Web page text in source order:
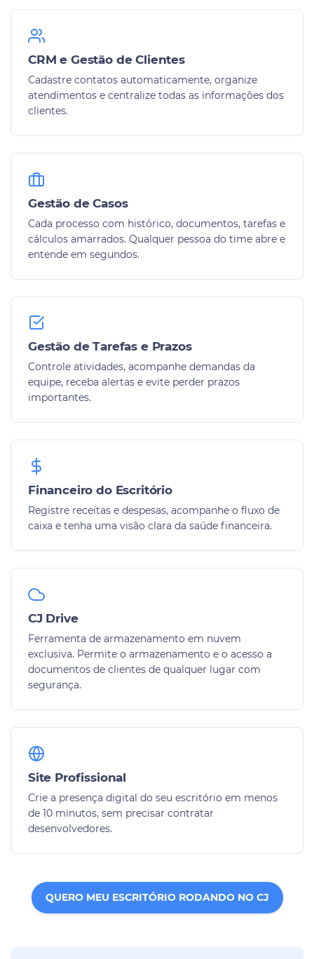
CRM e Gestão de Clientes
Cadastre contatos automaticamente, organize
atendimentos e centralize todas as informações dos
clientes.
Gestão de Casos
Cada processo com histórico, documentos, tarefas e
cálculos amarrados. Qualquer pessoa do time abre e
entende em segundos.
Gestão de Tarefas e Prazos
Controle atividades, acompanhe demandas da
equipe, receba alertas e evite perder prazos
importantes.
Financeiro do Escritório
Registre receitas e despesas, acompanhe o fluxo de
caixa e tenha uma visão clara da saúde financeira.
CJ Drive
Ferramenta de armazenamento em nuvem
exclusiva. Permite o armazenamento e o acesso a
documentos de clientes de qualquer lugar com
segurança.
Site Profissional
Crie a presença digital do seu escritório em menos
de 10 minutos, sem precisar contratar
desenvolvedores.
QUERO MEU ESCRITÓRIO RODANDO NO CJ